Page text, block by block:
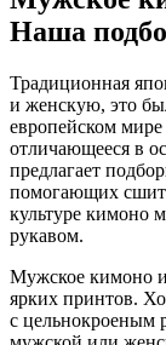
Наша
Традиционная
и женскую, это
европейском
отличающееся в
предлагает
помогающих
культуре кимоно
рукавом.
Мужское кимоно
ярких принтов.
с цельнокроеным